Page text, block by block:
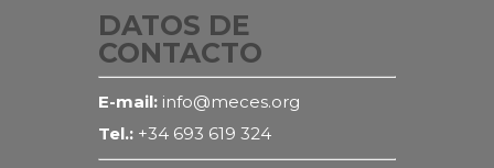
DATOS DE
CONTACTO
E-mail: info@meces.org
Tel.: +34 693 619 324